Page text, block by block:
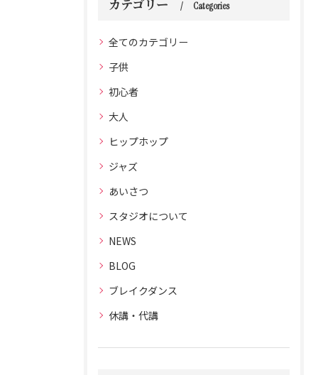
カテゴリー Categories
全てのカテゴリー
子供
初心者
大人
ヒップホップ
ジャズ
あいさつ
スタジオについて
NEWS
BLOG
ブレイクダンス
休講・代講